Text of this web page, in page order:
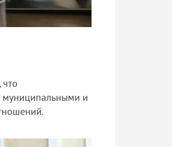
муниципальными и